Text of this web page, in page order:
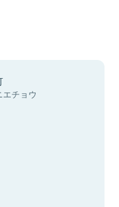
チョウ